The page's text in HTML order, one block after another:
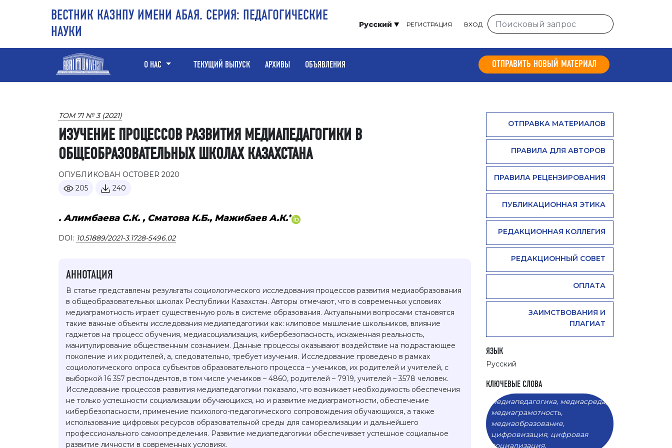
Русский РЕГИСТРАЦИЯ ВХОД
ВЕСТНИК КАЗНПУ ИМЕНИ АБАЯ. СЕРИЯ: ПЕДАГОГИЧЕСКИЕ
НАУКИ
О НАС ТЕКУЩИЙ ВЫПУСК АРХИВЫ ОБЪЯВЛЕНИЯ ОТПРАВИТЬ НОВЫЙ МАТЕРИАЛ
ТОМ 71 № 3 (2021)
ИЗУЧЕНИЕ ПРОЦЕССОВ РАЗВИТИЯ МЕДИАПЕДАГОГИКИ В
ОБЩЕОБРАЗОВАТЕЛЬНЫХ ШКОЛАХ КАЗАХСТАНА
ОПУБЛИКОВАН OCTOBER 2020
205
240
. Алимбаева С.К. , Сматова К.Б., Мажибаев А.К.+
DOI: 10.51889/2021-3.1728-5496.02
АННОТАЦИЯ
В статье представлены результаты социологического исследования процессов развития медиаобразования
в общеобразовательных школах Республики Казахстан. Авторы отмечают, что в современных условиях
медиаграмотность играет существенную роль в системе образования. Актуальными вопросами становятся
такие важные объекты исследования медиапедагогики как: клиповое мышление школьников, влияние
гаджетов на процесс обучения, медиасоциализация, кибербезопасность, искаженная реальность,
манипулирование общественным сознанием. Данные процессы оказывают воздействие на подрастающее
поколение и их родителей, а, следовательно, требует изучения. Исследование проведено в рамках
социологического опроса субъектов образовательного процесса – учеников, их родителей и учителей, с
выборкой 16 357 респондентов, в том числе учеников – 4860, родителей – 7919, учителей – 3578 человек.
Исследование процессов развития медиапедагогики показало, что возникает необходимость обеспечения
не только успешности социализации обучающихся, но и развитие медиаграмотности, обеспечение
кибербезопасности, применение психолого-педагогического сопровождения обучающихся, а также
использование цифровых ресурсов образовательной среды для самореализации и дальнейшего
профессионального самоопределения. Развитие медиапедагогики обеспечивает успешное социальное
развитие личности в современных условиях.
ОТПРАВКА МАТЕРИАЛОВ
ПРАВИЛА ДЛЯ АВТОРОВ
ПРАВИЛА РЕЦЕНЗИРОВАНИЯ
ПУБЛИКАЦИОННАЯ ЭТИКА
РЕДАКЦИОННАЯ КОЛЛЕГИЯ
РЕДАКЦИОННЫЙ СОВЕТ
ОПЛАТА
ЗАИМСТВОВАНИЯ И
ПЛАГИАТ
ЯЗЫК
Русский
КЛЮЧЕВЫЕ СЛОВА
медиапедагогика, медиасреда,
медиаграмотность,
медиаобразование,
цифровизация, цифровая
социализация.